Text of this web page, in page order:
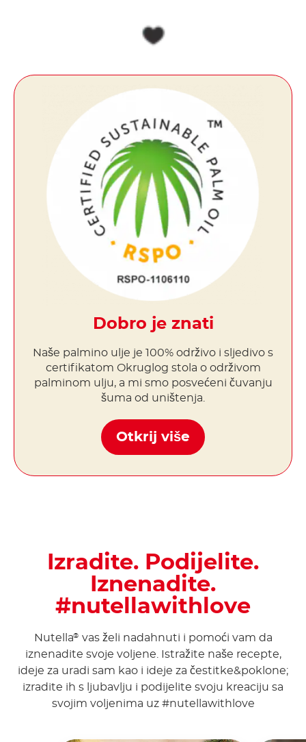
Dobro je znati
Naše palmino ulje je 100% održivo i sljedivo s
certifikatom Okruglog stola o održivom
palminom ulju, a mi smo posvećeni čuvanju
šuma od uništenja.
Otkrij više
Izradite. Podijelite.
Iznenadite.
#nutellawithlove
Nutella® vas želi nadahnuti i pomoći vam da
iznenadite svoje voljene. Istražite naše recepte,
ideje za uradi sam kao i ideje za čestitke&poklone;
izradite ih s ljubavlju i podijelite svoju kreaciju sa
svojim voljenima uz #nutellawithlove